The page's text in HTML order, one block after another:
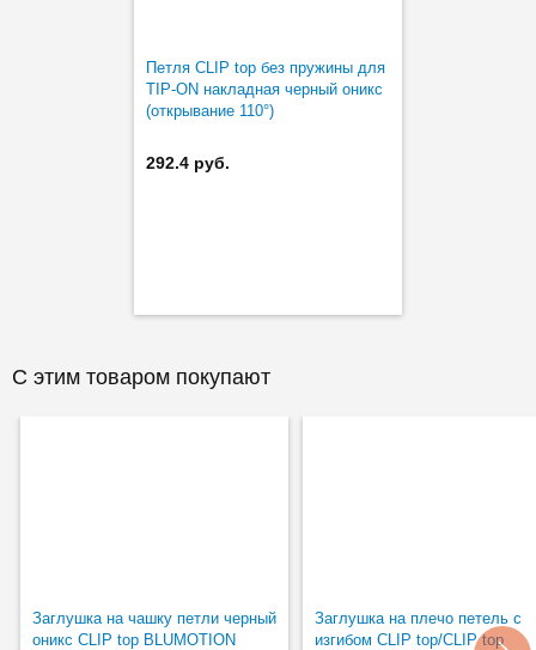
Петля CLIP top без пружины для
TIP-ON накладная черный оникс
(открывание 110°)
292.4 руб.
С этим товаром покупают
Заглушка на чашку петли черный
оникс CLIP top BLUMOTION
Заглушка на плечо петель с
изгибом CLIP top/CLIP top